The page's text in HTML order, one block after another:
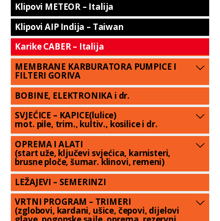
Klipovi METEOR – Italija
Klipovi AIP Indija – Taiwan
Karike CABER – Italija
MEMBRANE KARBURATORA PUMPICE I
FILTERI GORIVA
BOBINE, ELEKTRONIKA i dr.
SVJEĆICE – KAPICE(lulice)
mot. pile, trim., kultiv., kosilice i dr.
OPREMA I ALATI
(start uže, ključevi svjećica, karnisteri,
brusne ploče, šumar. klinovi, remeni)
LEŽAJEVI – SEMERINZI
VRTNI PROGRAM – TRIMERI
(zglobovi, kardani, ušice, čepovi, dijelovi